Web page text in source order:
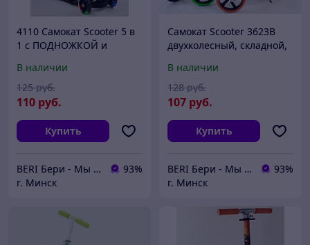
4110 Самокат Scooter 5 в
1 с ПОДНОЖКОЙ и
принт ГРАФФИТИ
В наличии
110 руб.
125 руб.
Купить
BERI Бери - Мы ненавидим демпинг, но нас вынуждают конкуренты
93%
г. Минск
Самокат Scooter 3623B
двухколесный, складной,
подростковый
В наличии
107 руб.
128 руб.
Купить
BERI Бери - Мы ненавидим демпинг, но нас вынуждают конкуренты
93%
г. Минск